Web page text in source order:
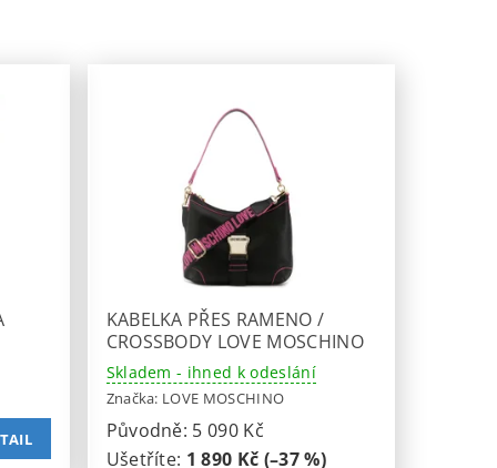
KABELKA PŘES RAMENO /
CROSSBODY LOVE MOSCHINO
Skladem - ihned k odeslání
Značka: LOVE MOSCHINO
Původně: 5 090 Kč
Ušetříte: 1 890 Kč (–37 %)